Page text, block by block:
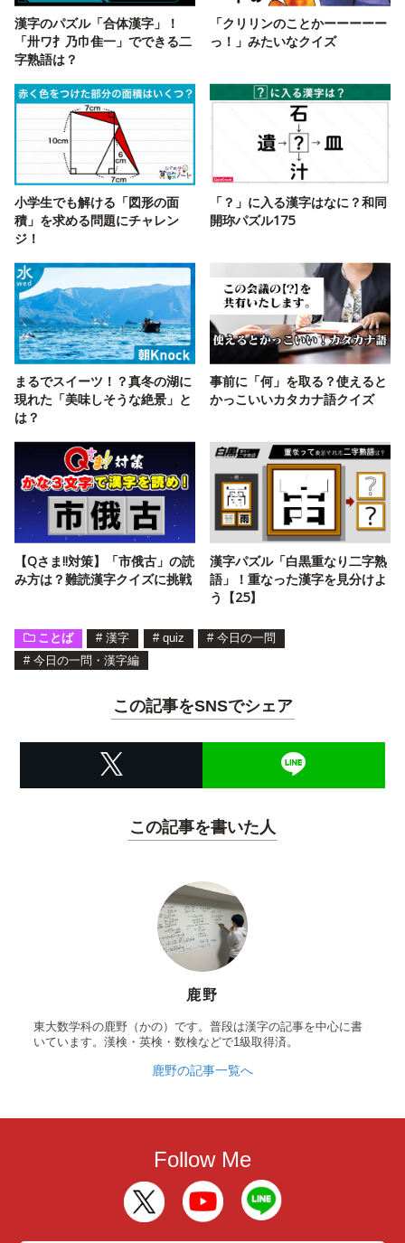
漢字のパズル「合体漢字」！
「卅ワ扌乃巾隹一」でできる二
字熟語は？
「クリリンのことかーーーーー
っ！」みたいなクイズ
小学生でも解ける「図形の面
積」を求める問題にチャレン
ジ！
「？」に入る漢字はなに？和同
開珎パズル175
まるでスイーツ！？真冬の湖に
現れた「美味しそうな絶景」と
は？
事前に「何」を取る？使えると
かっこいいカタカナ語クイズ
【Qさま!!対策】「市俄古」の読
み方は？難読漢字クイズに挑戦
漢字パズル「白黒重なり二字熟
語」！重なった漢字を見分けよ
う【25】
ことば # 漢字 # quiz # 今日の一問
# 今日の一問・漢字編
この記事をSNSでシェア
この記事を書いた人
鹿野
東大数学科の鹿野（かの）です。普段は漢字の記事を中心に書
いています。漢検・英検・数検などで1級取得済。
鹿野の記事一覧へ
Follow Me